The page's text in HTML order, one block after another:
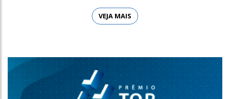
VEJA MAIS